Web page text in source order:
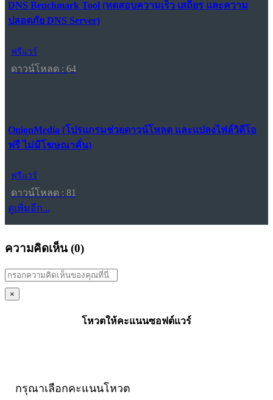
DNS Benchmark Tool (ทดสอบความเร็ว เสถียร และความ
ปลอดภัย DNS Server)
ฟรีแวร์
ดาวน์โหลด : 64
OnionMedia (โปรแกรมช่วยดาวน์โหลด และแปลงไฟล์วิดีโอ
ฟรี ไม่มีโฆษณาคั่น)
ฟรีแวร์
ดาวน์โหลด : 81
ดูเพิ่มอีก...
ความคิดเห็น (0)
×
โหวตให้คะแนนซอฟต์แวร์
กรุณาเลือกคะแนนโหวต